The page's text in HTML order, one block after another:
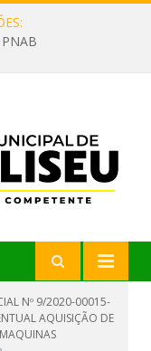
Nº 9/2020-00015-
AQUISIÇÃO DE